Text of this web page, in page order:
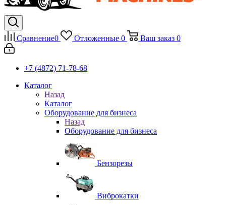
Сравнение0 Отложенные 0 Ваш заказ 0
+7 (4872) 71-78-68
Каталог
Назад
Каталог
Оборудование для бизнеса
Назад
Оборудование для бизнеса
Бензорезы
Виброкатки